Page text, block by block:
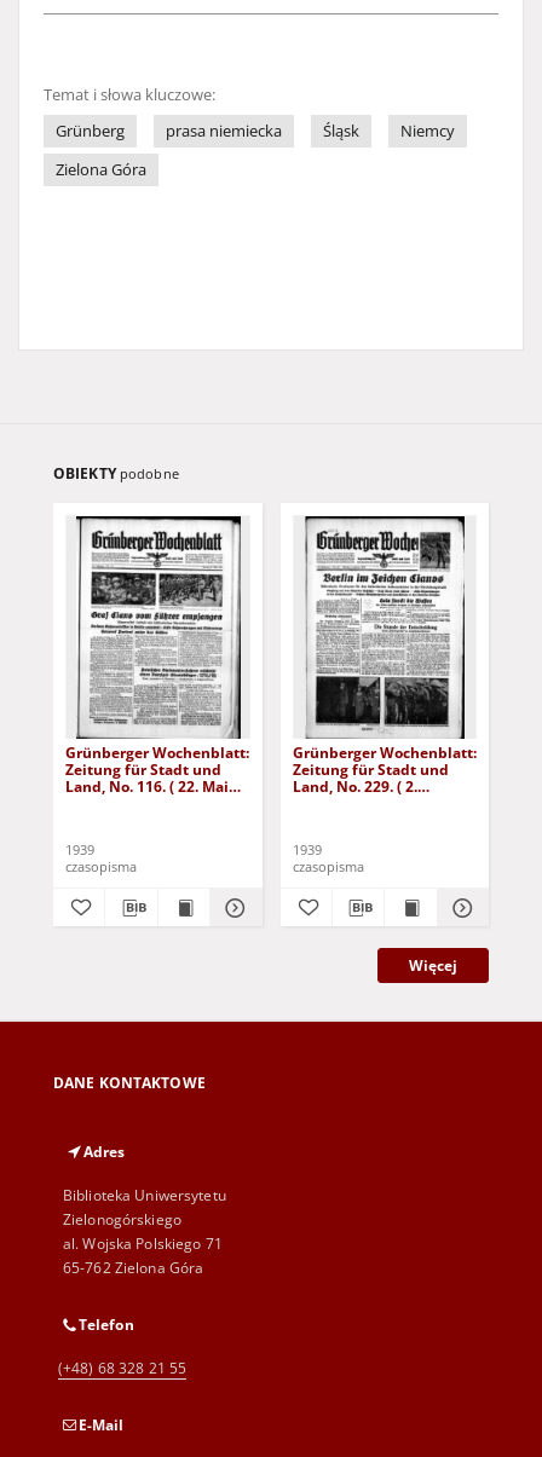
Temat i słowa kluczowe:
Grünberg
prasa niemiecka Śląsk
Niemcy
Zielona Góra
OBIEKTY podobne
Grünberger Wochenblatt:
Zeitung für Stadt und
Land, No. 116. ( 22. Mai
1939
czasopisma
Grünberger Wochenblatt:
Zeitung für Stadt und
Land, No. 229. ( 2.
1939
czasopisma
Więcej
DANE KONTAKTOWE
Adres
Biblioteka Uniwersytetu
Zielonogórskiego
al. Wojska Polskiego 71
65-762 Zielona Góra
Telefon
(+48) 68 328 21 55
E-Mail